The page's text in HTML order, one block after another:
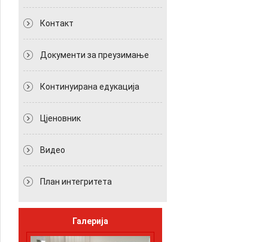
Контакт
Документи за преузимање
Континуирана едукација
Цјеновник
Видео
План интегритета
Галерија